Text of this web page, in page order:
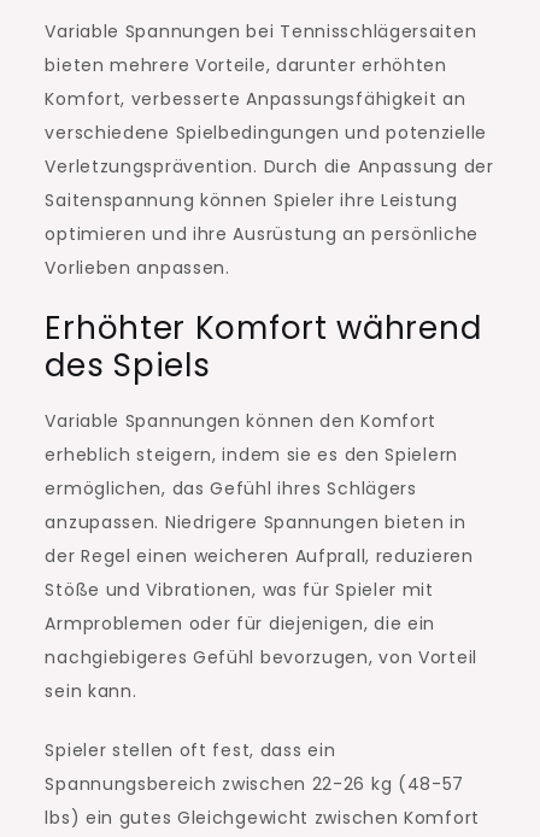
Variable Spannungen bei Tennisschlägersaiten
bieten mehrere Vorteile, darunter erhöhten
Komfort, verbesserte Anpassungsfähigkeit an
verschiedene Spielbedingungen und potenzielle
Verletzungsprävention. Durch die Anpassung der
Saitenspannung können Spieler ihre Leistung
optimieren und ihre Ausrüstung an persönliche
Vorlieben anpassen.
Erhöhter Komfort während
des Spiels
Variable Spannungen können den Komfort
erheblich steigern, indem sie es den Spielern
ermöglichen, das Gefühl ihres Schlägers
anzupassen. Niedrigere Spannungen bieten in
der Regel einen weicheren Aufprall, reduzieren
Stöße und Vibrationen, was für Spieler mit
Armproblemen oder für diejenigen, die ein
nachgiebigeres Gefühl bevorzugen, von Vorteil
sein kann.
Spieler stellen oft fest, dass ein
Spannungsbereich zwischen 22-26 kg (48-57
lbs) ein gutes Gleichgewicht zwischen Komfort